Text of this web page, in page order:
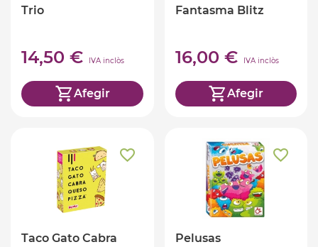
Trio
14,50 € IVA inclòs
Afegir
Fantasma Blitz
16,00 € IVA inclòs
Afegir
Taco Gato Cabra Pelusas